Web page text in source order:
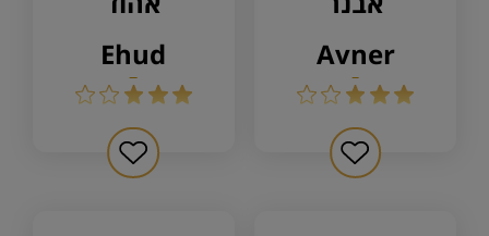
avner
ehud